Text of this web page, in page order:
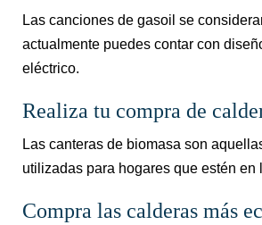
Las canciones de gasoil se
actualmente puedes contar con
eléctrico.
Realiza tu compra de
Las canteras de biomasa son
utilizadas para hogares que estén
Compra las calderas más